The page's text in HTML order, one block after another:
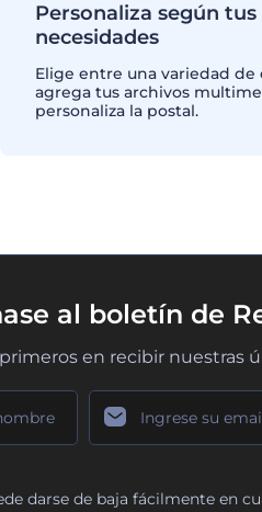
Personaliza según tus
necesidades
Elige entre una variedad de
agrega tus archivos
personaliza la postal.
al boletín de
en recibir nuestras
darse de baja fácilmente en